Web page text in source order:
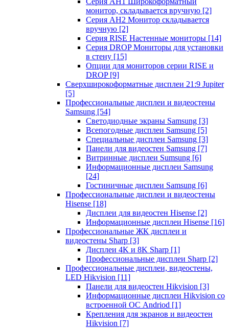
монитор, складывается вручную [2]
Серия AH2 Монитор складывается
вручную [2]
Серия RISE Настенные мониторы [14]
Серия DROP Мониторы для установки
в стену [15]
Опции для мониторов серии RISE и
DROP [9]
Сверхширокоформатные дисплеи 21:9 Jupiter
[5]
Профессиональные дисплеи и видеостены
Samsung [54]
Светодиодные экраны Samsung [3]
Всепогодные дисплеи Samsung [5]
Специальные дисплеи Samsung [3]
Панели для видеостен Samsung [7]
Витринные дисплеи Sumsung [6]
Информационные дисплеи Samsung
[24]
Гостиничные дисплеи Samsung [6]
Профессиональные дисплеи и видеостены
Hisense [18]
Дисплеи для видеостен Hisense [2]
Информационные дисплеи Hisense [16]
Профессиональные ЖК дисплеи и
видеостены Sharp [3]
Дисплеи 4K и 8K Sharp [1]
Профессиональные дисплеи Sharp [2]
Профессиональные дисплеи, видеостены,
LED Hikvision [11]
Панели для видеостен Hikvision [3]
Информационные дисплеи Hikvision со
встроенной ОС Andriod [1]
Крепления для экранов и видеостен
Hikvision [7]